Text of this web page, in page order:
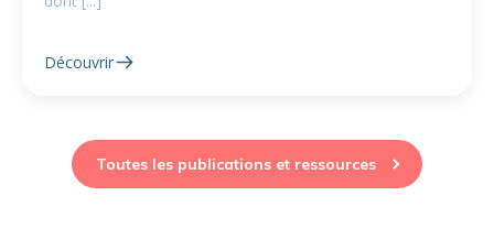
Découvrir
Toutes les publications et ressources